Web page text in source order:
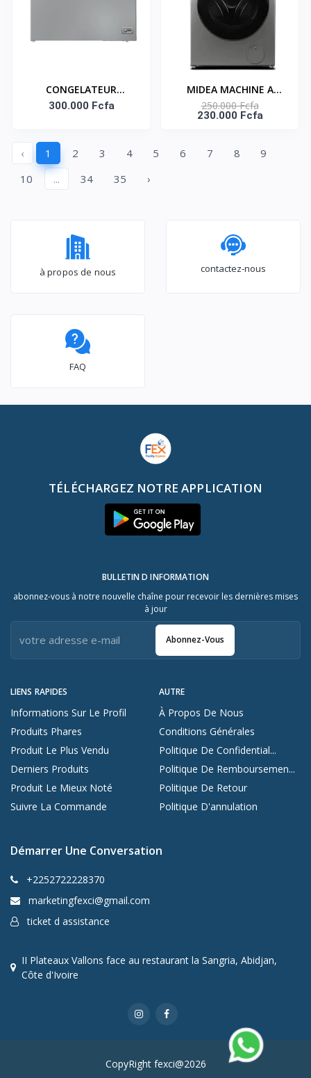
CONGELATEUR
VERTICAL BEKO 6
215LT/ A+
BEKO_RFSA300S
300.000 Fcfa
MIDEA MACHINE A
LAVER 8KG FRONT
LOAD INVERTER
HEALTHGUARD -
250.000 Fcfa
230.000 Fcfa
‹ 1 2 3 4 5 6 7 8
9
10
... 34 35 ›
à propos de nous contactez-nous
FAQ
TÉLÉCHARGEZ NOTRE APPLICATION
LIENS RAPIDES
Informations Sur Le Profil
Produits Phares
Produit Le Plus Vendu
Derniers Produits
Produit Le Mieux Noté
Suivre La Commande
AUTRE
À Propos De Nous
Conditions Générales
Politique De Confidential...
Politique De Remboursemen...
Politique De Retour
Politique D'annulation
BULLETIN D INFORMATION
abonnez-vous à notre nouvelle chaîne pour recevoir les dernières mises
à jour
Abonnez-Vous
Démarrer Une Conversation
+2252722228370
marketingfexci@gmail.com
ticket d assistance
II Plateaux Vallons face au restaurant la Sangria, Abidjan,
Côte d'Ivoire
CopyRight fexci@2026